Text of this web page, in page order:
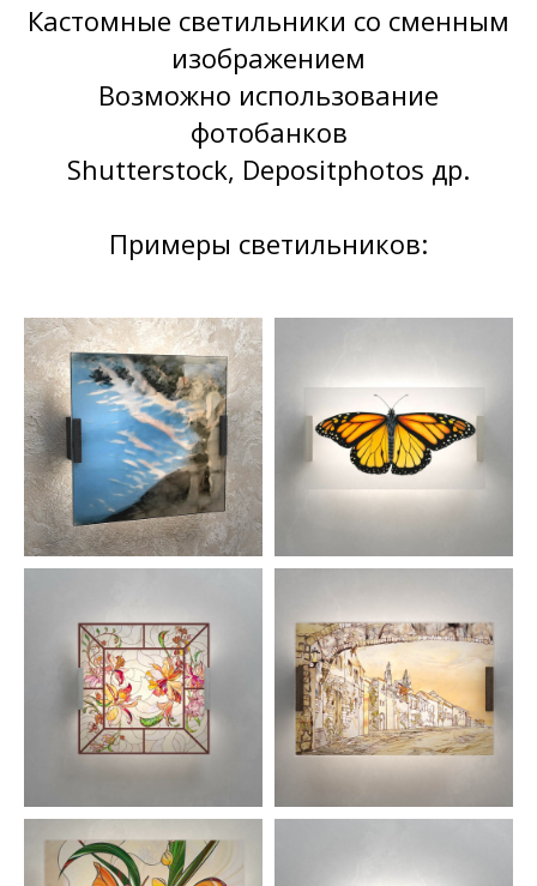
Кастомные светильники со сменным
изображением
Возможно использование
фотобанков
Shutterstock, Depositphotos др.
Примеры светильников: